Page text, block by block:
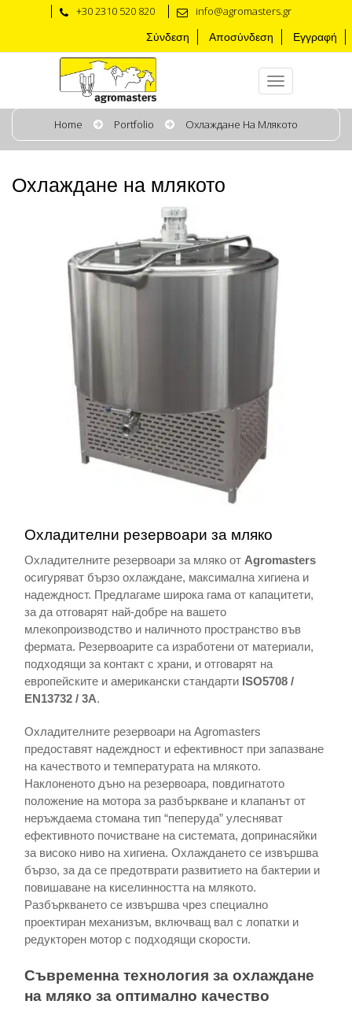
+30 2310 520 820 info@agromasters.gr
Σύνδεση Αποσύνδεση Εγγραφή
Home Portfolio Охлаждане На Млякото
Охлаждане на млякото
Охладителни резервоари за мляко
Охладителните резервоари за мляко от Agromasters
осигуряват бързо охлаждане, максимална хигиена и
надеждност. Предлагаме широка гама от капацитети,
за да отговарят най-добре на вашето
млекопроизводство и наличното пространство във
фермата. Резервоарите са изработени от материали,
подходящи за контакт с храни, и отговарят на
европейските и американски стандарти ISO5708 /
EN13732 / 3A.
Охладителните резервоари на Agromasters
предоставят надеждност и ефективност при запазване
на качеството и температурата на млякото.
Наклоненото дъно на резервоара, повдигнатото
положение на мотора за разбъркване и клапанът от
неръждаема стомана тип “пеперуда” улесняват
ефективното почистване на системата, допринасяйки
за високо ниво на хигиена. Охлаждането се извършва
бързо, за да се предотврати развитието на бактерии и
повишаване на киселинността на млякото.
Разбъркването се извършва чрез специално
проектиран механизъм, включващ вал с лопатки и
редукторен мотор с подходящи скорости.
Съвременна технология за охлаждане
на мляко за оптимално качество